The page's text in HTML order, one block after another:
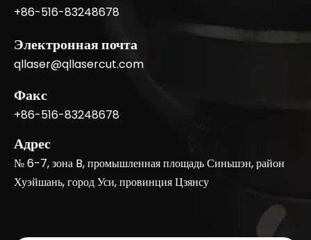
+86-516-83248678
Электронная почта
qllaser@qllasercut.com
Факс
+86-516-83248678
Адрес
№ 6-7, зона B, промышленная площадь Синьшэн, район
Хуэйшань, город Уси, провинция Цзянсу